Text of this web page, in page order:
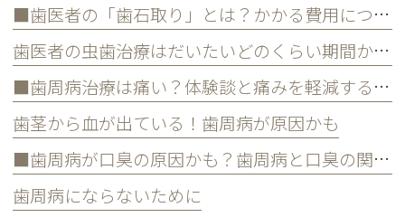
■歯医者の「歯石取り」とは？かかる費用について
歯医者の虫歯治療はだいたいどのくらい期間かかる？
■歯周病治療は痛い？体験談と痛みを軽減する方法
歯茎から血が出ている！歯周病が原因かも
■歯周病が口臭の原因かも？歯周病と口臭の関係について
歯周病にならないために